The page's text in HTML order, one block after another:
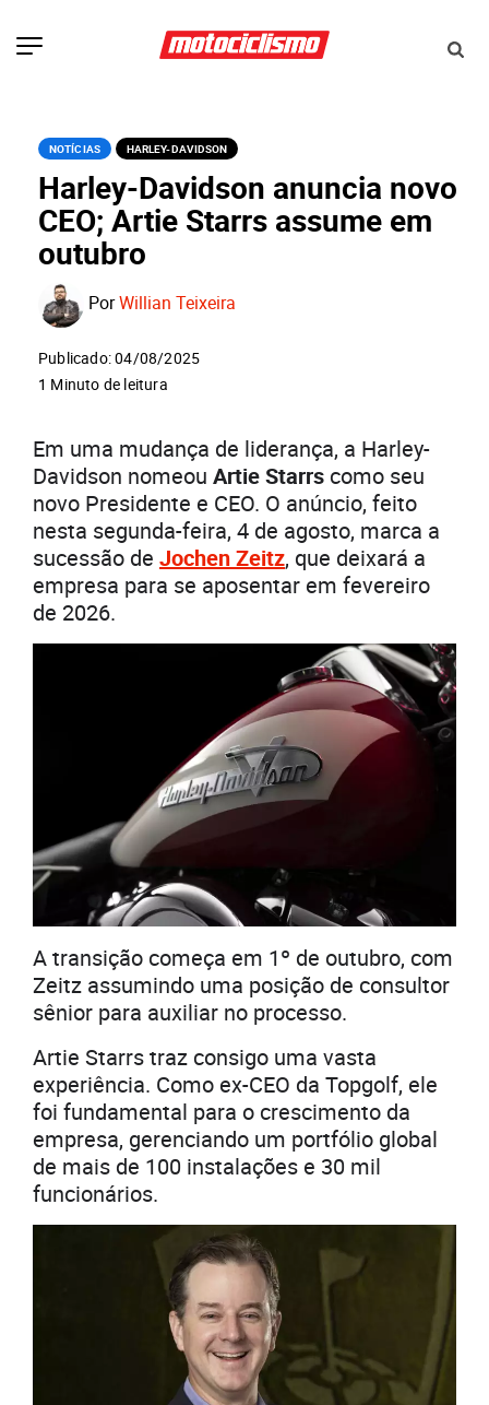
NOTÍCIAS HARLEY-DAVIDSON
Harley-Davidson anuncia novo
CEO; Artie Starrs assume em
outubro
PorWillian Teixeira
Publicado: 04/08/2025
1 Minuto de leitura
Em uma mudança de liderança, a Harley-
Davidson nomeou Artie Starrs como seu
novo Presidente e CEO. O anúncio, feito
nesta segunda-feira, 4 de agosto, marca a
sucessão de Jochen Zeitz, que deixará a
empresa para se aposentar em fevereiro
de 2026.
A transição começa em 1º de outubro, com
Zeitz assumindo uma posição de consultor
sênior para auxiliar no processo.
Artie Starrs traz consigo uma vasta
experiência. Como ex-CEO da Topgolf, ele
foi fundamental para o crescimento da
empresa, gerenciando um portfólio global
de mais de 100 instalações e 30 mil
funcionários.